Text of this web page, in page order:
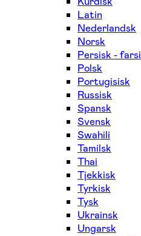
Latin
Nederlandsk
Norsk
Persisk - farsi
Polsk
Portugisisk
Russisk
Spansk
Svensk
Swahili
Tamilsk
Thai
Tjekkisk
Tyrkisk
Tysk
Ukrainsk
Ungarsk